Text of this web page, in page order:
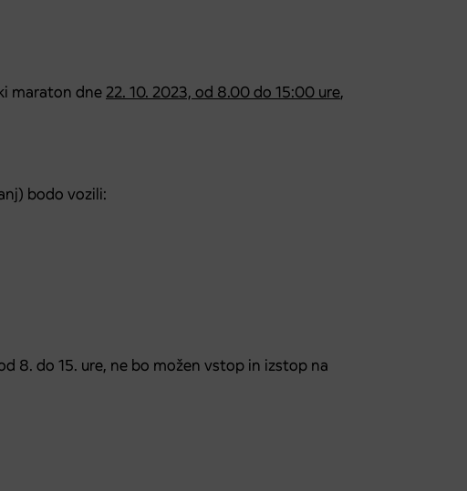
maraton dne 22. 10. 2023, od 8.00 do 15:00 ure,
bodo vozili:
8. do 15. ure, ne bo možen vstop in izstop na